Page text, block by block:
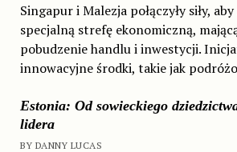
Singapur i Malezja połączyły siły,
specjalną strefę ekonomiczną,
pobudzenie handlu i inwestycji.
innowacyjne środki, takie jak
Estonia: Od sowieckiego
lidera
BY DANNY LUCAS